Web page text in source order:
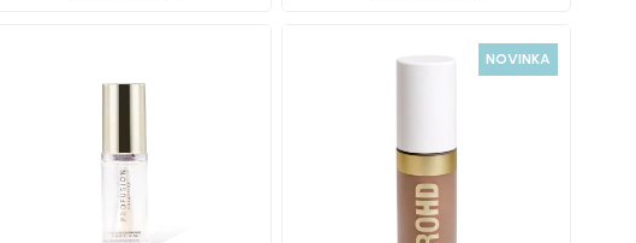
NOVINKA